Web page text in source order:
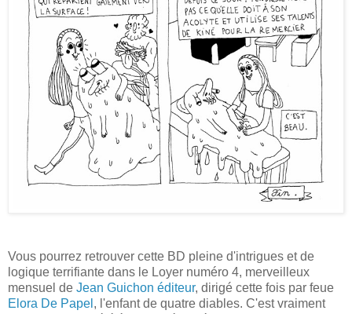
Vous pourrez retrouver cette BD pleine d'intrigues et de
logique terrifiante dans le Loyer numéro 4, merveilleux
mensuel de Jean Guichon éditeur, dirigé cette fois par feue
Elora De Papel , l'enfant de quatre diables. C'est vraiment